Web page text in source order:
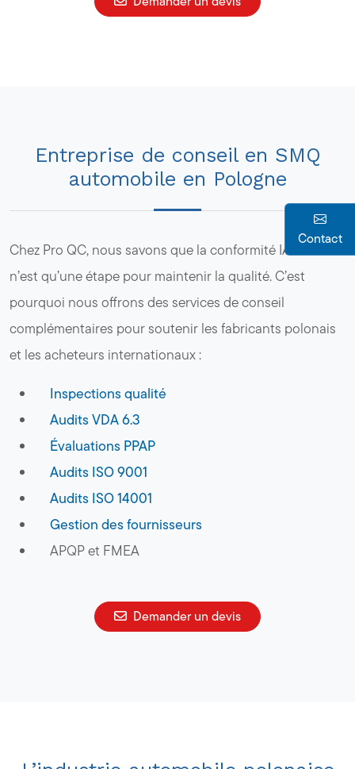
Entreprise de conseil en SMQ
automobile en Pologne
Chez Pro QC, nous savons que la conformité IATF 16949
n’est qu’une étape pour maintenir la qualité. C’est
pourquoi nous offrons des services de conseil
complémentaires pour soutenir les fabricants polonais
et les acheteurs internationaux :
Inspections qualité
Audits VDA 6.3
Évaluations PPAP
Audits ISO 9001
Audits ISO 14001
Gestion des fournisseurs
APQP et FMEA
Demander un devis
Contact